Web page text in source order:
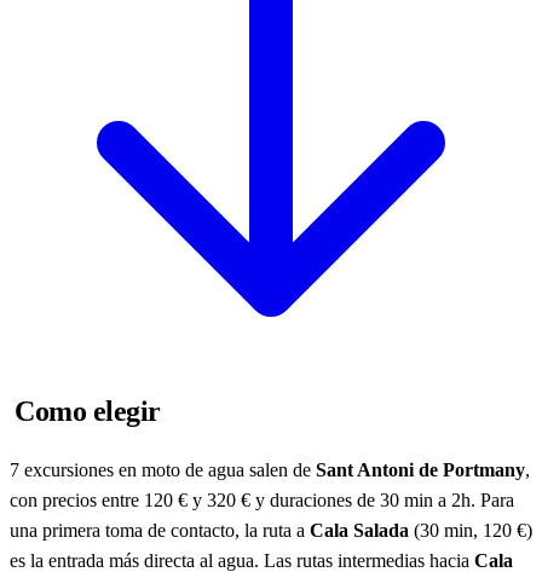
Como elegir
7 excursiones en moto de agua salen de Sant Antoni de Portmany,
con precios entre 120 € y 320 € y duraciones de 30 min a 2h. Para
una primera toma de contacto, la ruta a Cala Salada (30 min, 120 €)
es la entrada más directa al agua. Las rutas intermedias hacia Cala